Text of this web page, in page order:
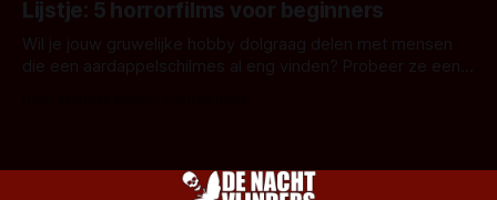
is niet beperkt tot films. Hier een aantal Nederlandse tv-
series uit het duistere of horrorgenre. Als
Lijstje: 5 horrorfilms voor beginners
Wil je jouw gruwelijke hobby dolgraag delen met mensen
die een aardappelschilmes al eng vinden? Probeer ze eens